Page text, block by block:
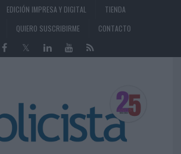
EDICIÓN IMPRESA Y DIGITAL
TIENDA
QUIERO SUSCRIBIRME CONTACTO